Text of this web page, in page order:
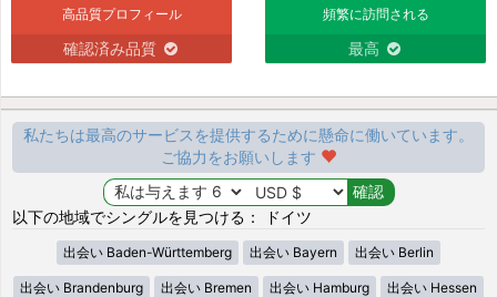
高品質プロフィール
確認済み品質
頻繁に訪問される
最高
私たちは最高のサービスを提供するために懸命に働いています。
ご協力をお願いします
以下の地域でシングルを見つける： ドイツ
出会い Baden-Württemberg 出会い Bayern 出会い Berlin
出会い Brandenburg 出会い Bremen 出会い Hamburg 出会い Hessen